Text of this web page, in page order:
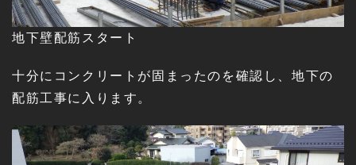
地下壁配筋スタート
十分にコンクリートが固まったのを確認し、地下の
配筋工事に入ります。